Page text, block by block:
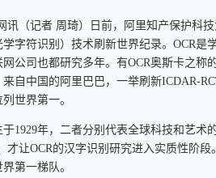
讯（记者 周琦）日前，阿里知产保护科
学字符识别）技术刷新世界纪录。OCR
公司也都研究多年。有OCR奥斯卡之称
自中国的阿里巴巴，一举刷新ICDAR-
世界第一。
1929年，二者分别代表全球科技和艺术
才让OCR的汉字识别研究进入实质性阶
第一梯队。